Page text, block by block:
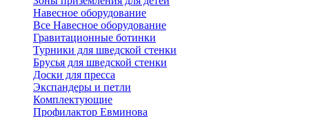
Навесное оборудование
Все Навесное оборудование
Гравитационные ботинки
Турники для шведской стенки
Брусья для шведской стенки
Доски для пресса
Экспандеры и петли
Комплектующие
Профилактор Евминова